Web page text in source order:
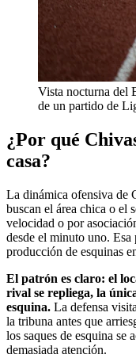
Vista nocturna del
de un partido de
¿Por qué
casa?
La dinámica ofensiva de
buscan el área chica o el
velocidad o por
desde el minuto uno. Esa
producción de esquinas
El patrón es claro: el
rival se repliega, la
esquina. La defensa
la tribuna antes que
los saques de esquina se
demasiada atención.